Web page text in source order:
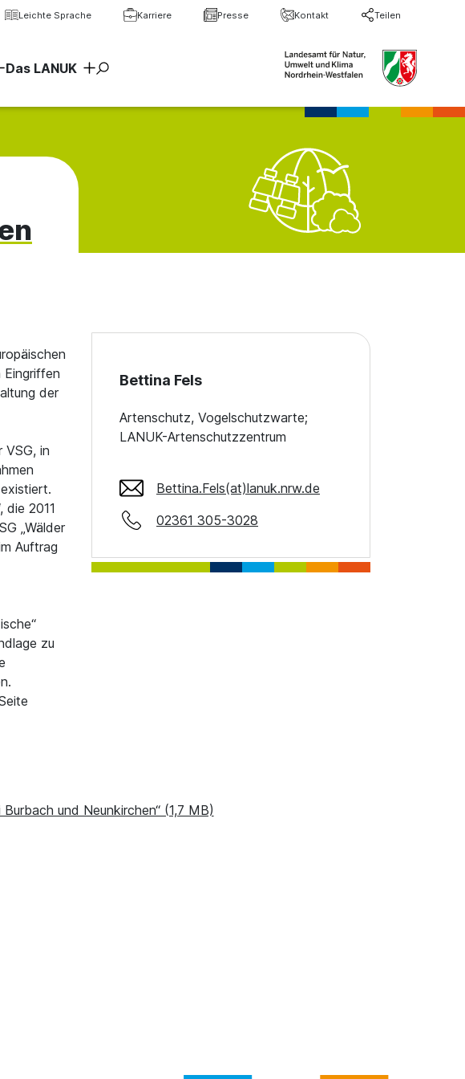
Leichte Sprache Karriere Presse Kontakt Teilen
Das LANUK
Suche schließen
der
in
die 2011
„Wälder
Auftrag
zu
und Neunkirchen“ (1,7 MB)
Bettina Fels
Artenschutz, Vogelschutzwarte;
LANUK-Artenschutzzentrum
Bettina.Fels(at)lanuk.nrw.de
02361 305-3028